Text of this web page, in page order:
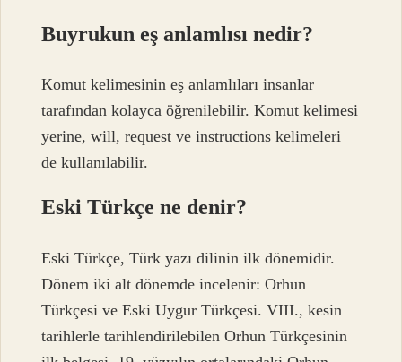
Buyrukun eş anlamlısı nedir?
Komut kelimesinin eş anlamlıları insanlar
tarafından kolayca öğrenilebilir. Komut kelimesi
yerine, will, request ve instructions kelimeleri
de kullanılabilir.
Eski Türkçe ne denir?
Eski Türkçe, Türk yazı dilinin ilk dönemidir.
Dönem iki alt dönemde incelenir: Orhun
Türkçesi ve Eski Uygur Türkçesi. VIII., kesin
tarihlerle tarihlendirilebilen Orhun Türkçesinin